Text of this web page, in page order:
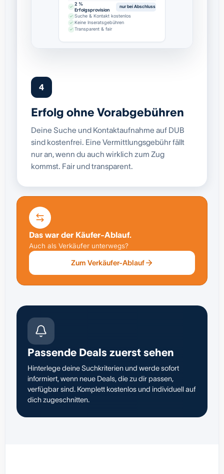
2 %
Erfolgsprovision
nur bei Abschluss
Suche & Kontakt kostenlos
Keine Inseratsgebühren
Transparent & fair
4
Erfolg ohne Vorabgebühren
Deine Suche und Kontaktaufnahme auf DUB
sind kostenfrei. Eine Vermittlungsgebühr fällt
nur an, wenn du auch wirklich zum Zug
kommst. Fair und transparent.
Das war der Käufer-Ablauf.
Auch als Verkäufer unterwegs?
Zum Verkäufer-Ablauf
Passende Deals zuerst sehen
Hinterlege deine Suchkriterien und werde sofort
informiert, wenn neue Deals, die zu dir passen,
verfügbar sind. Komplett kostenlos und individuell auf
dich zugeschnitten.